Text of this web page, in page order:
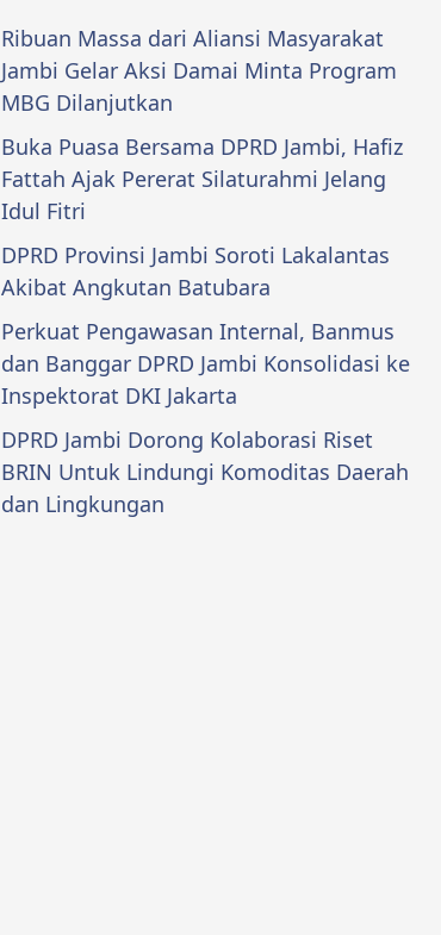
Ribuan Massa dari Aliansi Masyarakat
Jambi Gelar Aksi Damai Minta Program
MBG Dilanjutkan
Buka Puasa Bersama DPRD Jambi, Hafiz
Fattah Ajak Pererat Silaturahmi Jelang
Idul Fitri
DPRD Provinsi Jambi Soroti Lakalantas
Akibat Angkutan Batubara
Perkuat Pengawasan Internal, Banmus
dan Banggar DPRD Jambi Konsolidasi ke
Inspektorat DKI Jakarta
DPRD Jambi Dorong Kolaborasi Riset
BRIN Untuk Lindungi Komoditas Daerah
dan Lingkungan